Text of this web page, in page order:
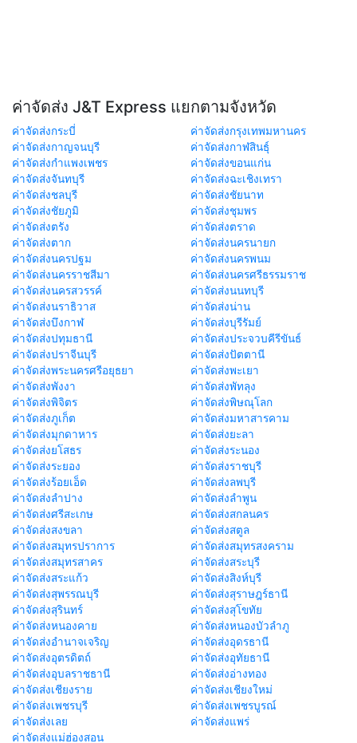
ค่าจัดส่ง J&T Express แยกตามจังหวัด
ค่าจัดส่งกระบี่
ค่าจัดส่งกรุงเทพมหานคร
ค่าจัดส่งกาญจนบุรี
ค่าจัดส่งกาฬสินธุ์
ค่าจัดส่งกำแพงเพชร
ค่าจัดส่งขอนแก่น
ค่าจัดส่งจันทบุรี
ค่าจัดส่งฉะเชิงเทรา
ค่าจัดส่งชลบุรี
ค่าจัดส่งชัยนาท
ค่าจัดส่งชัยภูมิ
ค่าจัดส่งชุมพร
ค่าจัดส่งตรัง
ค่าจัดส่งตราด
ค่าจัดส่งตาก
ค่าจัดส่งนครนายก
ค่าจัดส่งนครปฐม
ค่าจัดส่งนครพนม
ค่าจัดส่งนครราชสีมา
ค่าจัดส่งนครศรีธรรมราช
ค่าจัดส่งนครสวรรค์
ค่าจัดส่งนนทบุรี
ค่าจัดส่งนราธิวาส
ค่าจัดส่งน่าน
ค่าจัดส่งบึงกาฬ
ค่าจัดส่งบุรีรัมย์
ค่าจัดส่งปทุมธานี
ค่าจัดส่งประจวบคีรีขันธ์
ค่าจัดส่งปราจีนบุรี
ค่าจัดส่งปัตตานี
ค่าจัดส่งพระนครศรีอยุธยา
ค่าจัดส่งพะเยา
ค่าจัดส่งพังงา
ค่าจัดส่งพัทลุง
ค่าจัดส่งพิจิตร
ค่าจัดส่งพิษณุโลก
ค่าจัดส่งภูเก็ต
ค่าจัดส่งมหาสารคาม
ค่าจัดส่งมุกดาหาร
ค่าจัดส่งยะลา
ค่าจัดส่งยโสธร
ค่าจัดส่งระนอง
ค่าจัดส่งระยอง
ค่าจัดส่งราชบุรี
ค่าจัดส่งร้อยเอ็ด
ค่าจัดส่งลพบุรี
ค่าจัดส่งลำปาง
ค่าจัดส่งลำพูน
ค่าจัดส่งศรีสะเกษ
ค่าจัดส่งสกลนคร
ค่าจัดส่งสงขลา
ค่าจัดส่งสตูล
ค่าจัดส่งสมุทรปราการ
ค่าจัดส่งสมุทรสงคราม
ค่าจัดส่งสมุทรสาคร
ค่าจัดส่งสระบุรี
ค่าจัดส่งสระแก้ว
ค่าจัดส่งสิงห์บุรี
ค่าจัดส่งสุพรรณบุรี
ค่าจัดส่งสุราษฎร์ธานี
ค่าจัดส่งสุรินทร์
ค่าจัดส่งสุโขทัย
ค่าจัดส่งหนองคาย
ค่าจัดส่งหนองบัวลำภู
ค่าจัดส่งอำนาจเจริญ
ค่าจัดส่งอุดรธานี
ค่าจัดส่งอุตรดิตถ์
ค่าจัดส่งอุทัยธานี
ค่าจัดส่งอุบลราชธานี
ค่าจัดส่งอ่างทอง
ค่าจัดส่งเชียงราย
ค่าจัดส่งเชียงใหม่
ค่าจัดส่งเพชรบุรี
ค่าจัดส่งเพชรบูรณ์
ค่าจัดส่งเลย
ค่าจัดส่งแพร่
ค่าจัดส่งแม่ฮ่องสอน